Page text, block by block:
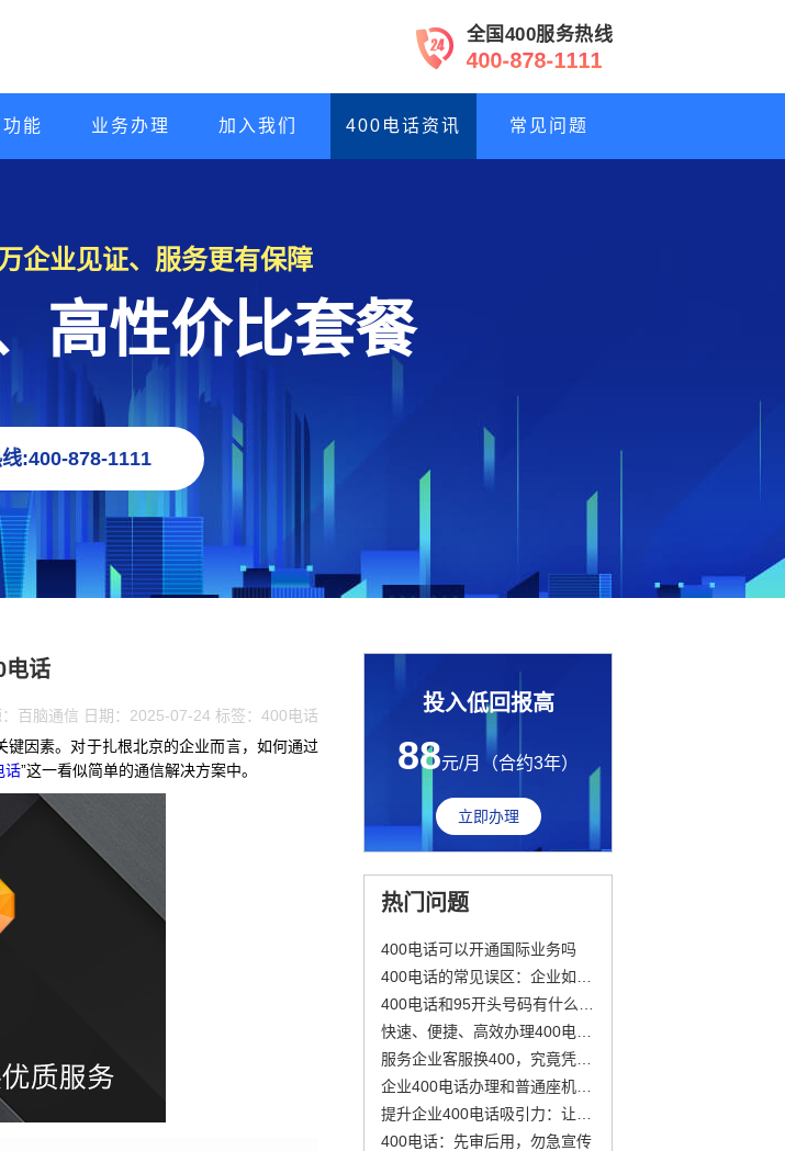
全国400服务热线
400-878-1111
能 业务办理 加入我们 400电话资讯 常见问题
企业见证、服务更有保障
高性价比套餐
:400-878-1111
电话
：百脑通信 日期：2025-07-24 标签：400电话
因素。对于扎根北京的企业而言，如何通过
话”这一看似简单的通信解决方案中。
投入低回报高
88元/月（合约3年）
立即办理
热门问题
400电话可以开通国际业务吗
400电话：先审后用，勿急宣传